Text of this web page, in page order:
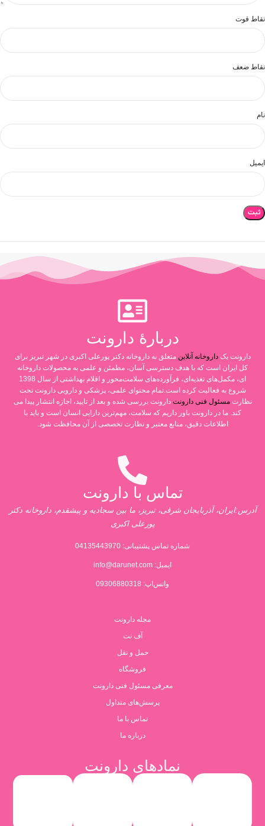
نقاط قوت
نقاط ضعف
نام
ایمیل
دربارۀ دارونت
دارونت یکداروخانه آنلاین متعلق به داروخانه دکتر پورعلی اکبری در شهر تبریز برای
کل ایران است که با هدف دسترسی آسان، مطمئن و علمی به محصولات داروخانه
ای، مکمل‌های تغذیه‌ای، فرآورده‌های سلامت‌محور و اقلام بهداشتی از سال 1398
شروع به فعالیت کرده است.تمام محتوای علمی، پزشکی و دارویی دارونت تحت
نظارتمسئول فنی دارونت دارونت بررسی شده و بعد از تایید، اجازه انتشار پیدا می
کند. ما در دارونت باور داریم که سلامت، مهم‌ترین دارایی انسان است و باید با
اطلاعات دقیق، منابع معتبر و نظارت تخصصی از آن محافظت شود.
تماس با دارونت
آدرس:ایران، آذربایجان شرقی، تبریز، ما بین سجادیه و پیشقدم، داروخانه دکتر
پورعلی اکبری
شماره تماس پشتیبانی: 04135443970
ایمیل: info@darunet.com
واتس‌اپ: 09306880318
مجله دارونت
آف نت
حمل و نقل
فروشگاه
معرفی مسئول فنی دارونت
پرسش‌های متداول
تماس با ما
درباره ما
نمادهای دارونت